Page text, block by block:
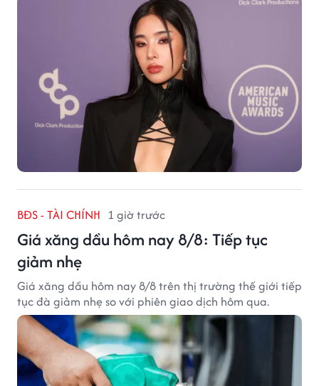
BĐS - TÀI CHÍNH 1 giờ trước
Giá xăng dầu hôm nay 8/8: Tiếp tục
giảm nhẹ
Giá xăng dầu hôm nay 8/8 trên thị trường thế giới tiếp
tục đà giảm nhẹ so với phiên giao dịch hôm qua.